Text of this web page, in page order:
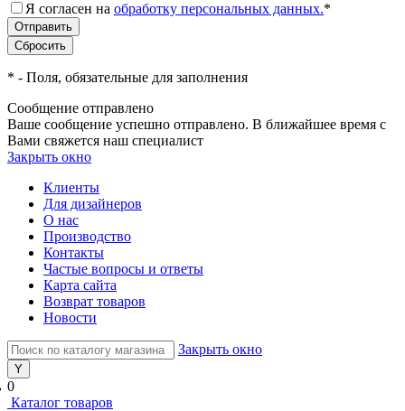
Я согласен на обработку персональных данных.*
* - Поля, обязательные для заполнения
Сообщение отправлено
Ваше сообщение успешно отправлено. В ближайшее время с
Вами свяжется наш специалист
Закрыть окно
Клиенты
Для дизайнеров
О нас
Производство
Контакты
Частые вопросы и ответы
Карта сайта
Возврат товаров
Новости
Закрыть окно
0
Каталог товаров